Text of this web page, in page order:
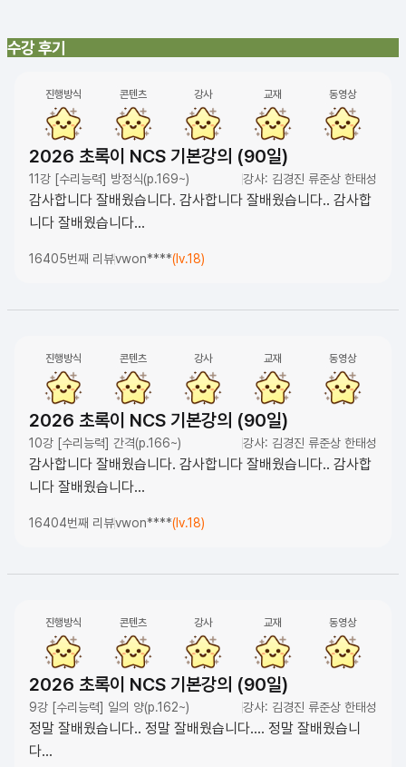
수강 후기
진행방식 콘텐츠 강사 교재 동영상
2026 초록이 NCS 기본강의 (90일)
11강 [수리능력] 방정식(p.169~) 강사: 김경진 류준상 한태성
감사합니다 잘배웠습니다. 감사합니다 잘배웠습니다.. 감사합
니다 잘배웠습니다...
16405번째 리뷰vwon****(lv.18)
진행방식 콘텐츠 강사 교재 동영상
2026 초록이 NCS 기본강의 (90일)
10강 [수리능력] 간격(p.166~) 강사: 김경진 류준상 한태성
감사합니다 잘배웠습니다. 감사합니다 잘배웠습니다.. 감사합
니다 잘배웠습니다...
16404번째 리뷰vwon****(lv.18)
진행방식 콘텐츠 강사 교재 동영상
2026 초록이 NCS 기본강의 (90일)
9강 [수리능력] 일의 양(p.162~) 강사: 김경진 류준상 한태성
정말 잘배웠습니다.. 정말 잘배웠습니다.... 정말 잘배웠습니
다...